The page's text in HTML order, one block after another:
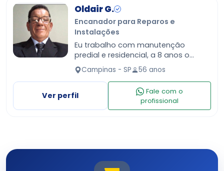
Oldair G.
Encanador para Reparos e
Instalações
Eu trabalho com manutenção
predial e residencial, a 8 anos o
último emprego, eu prestei serviços
de manutenção na empresa Eco
brisa e conforte brisa por 2 ano…
Campinas - SP 56 anos
Ver perfil
Fale com o
profissional